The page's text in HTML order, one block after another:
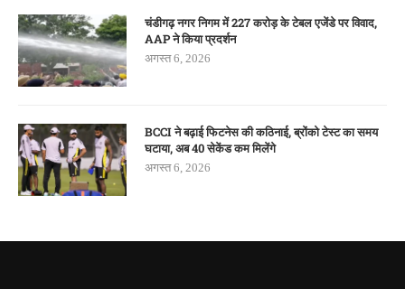
चंडीगढ़ नगर निगम में 227 करोड़ के टेबल एजेंडे पर विवाद,
AAP ने किया प्रदर्शन
अगस्त 6, 2026
BCCI ने बढ़ाई फिटनेस की कठिनाई, ब्रोंको टेस्ट का समय
घटाया, अब 40 सेकेंड कम मिलेंगे
अगस्त 6, 2026